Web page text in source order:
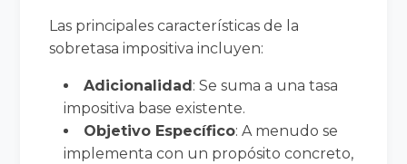
Las principales características de la
sobretasa impositiva incluyen:
Adicionalidad: Se suma a una tasa
impositiva base existente.
Objetivo Específico: A menudo se
implementa con un propósito concreto,